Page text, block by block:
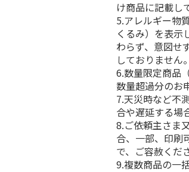
け商品に記載し
5.アレルギー物
くるみ）を表示
わらず、意図せ
しておりません
6.数量限定商品
数量超過分のお
7.天災時など不
合や遅延する場
8.ご依頼主さま
合、一部、印刷
で、ご容赦くだ
9.複数商品の一